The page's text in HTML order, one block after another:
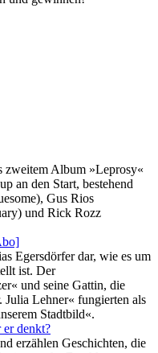
zweitem Album »Leprosy«
an den Start, bestehend
Gus Rios
und Rick Rozz
Egersdörfer dar, wie es um
ist. Der
und seine Gattin, die
Lehner« fungierten als
Stadtbild«.
denkt?
erzählen Geschichten, die